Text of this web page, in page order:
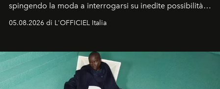
spingendo la moda a interrogarsi su inedite possibilità
un’impronta indelebile nella storia della moda.
05.08.2026 di L'OFFICIEL Italia